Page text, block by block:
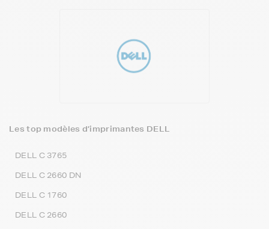
Les top modèles d’imprimantes DELL
DELL C 3765
DELL C 2660 DN
DELL C 1760
DELL C 2660